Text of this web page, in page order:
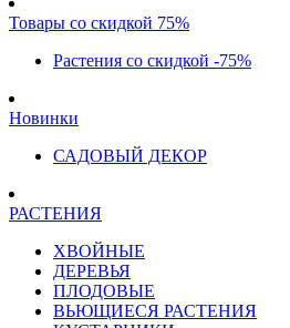
Товары со скидкой 75%
Растения со скидкой -75%
Новинки
САДОВЫЙ ДЕКОР
РАСТЕНИЯ
ХВОЙНЫЕ
ДЕРЕВЬЯ
ПЛОДОВЫЕ
ВЬЮЩИЕСЯ РАСТЕНИЯ